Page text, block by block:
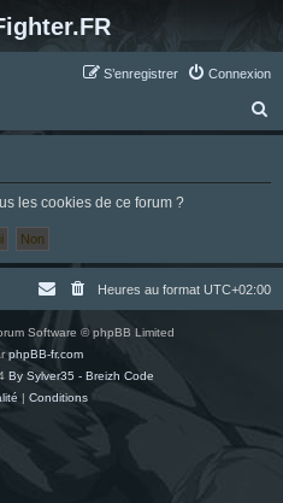
Connexion
S’enregistrer
e
h
les cookies de ce forum ?
Heures au format UTC+02:00
Software © phpBB Limited
phpBB-fr.com
By Sylver35 - Breizh Code
| Conditions